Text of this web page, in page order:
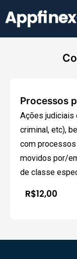
Processos
Ações judiciais
criminal, etc),
com
movidos por/
de classe
R$12,00